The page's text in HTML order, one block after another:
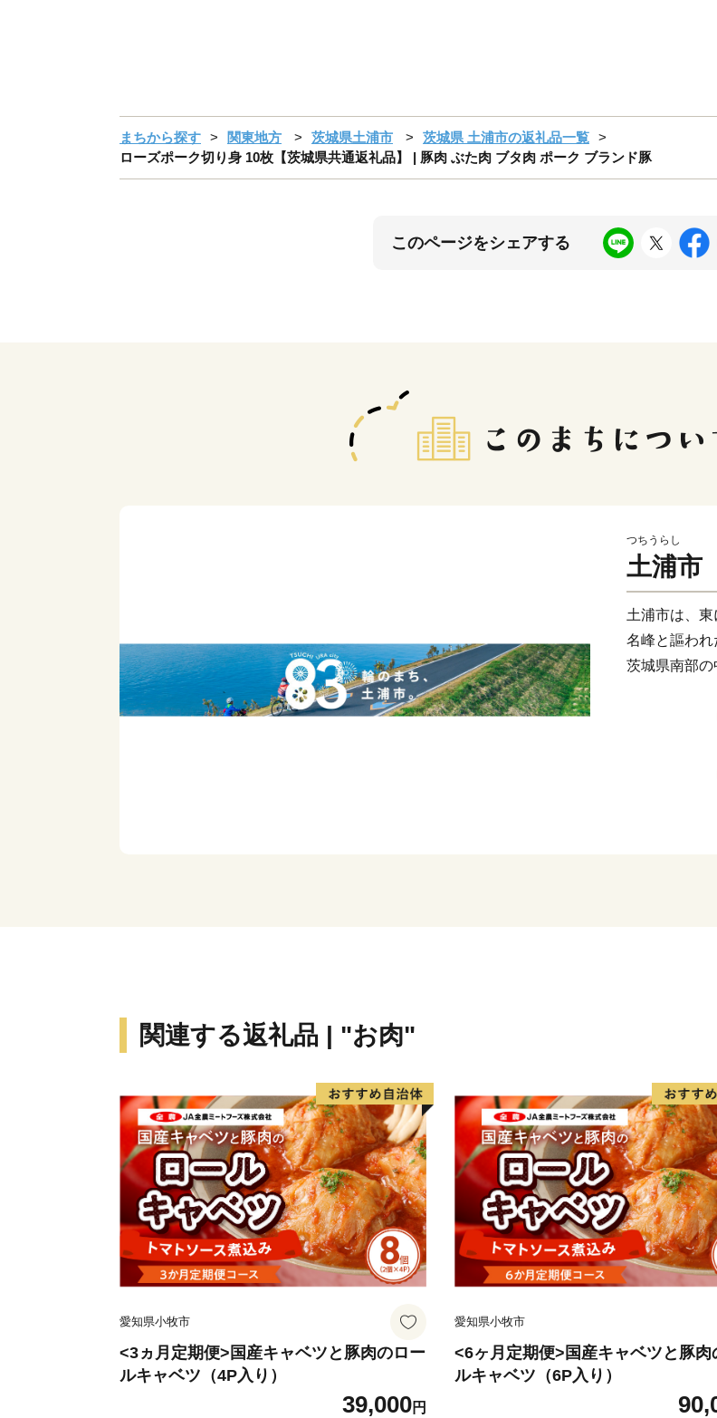
まちから探す 関東地方 茨城県土浦市
茨城県 土浦市の返礼品一覧
ローズポーク切り身 10枚【茨城県共通返礼品】 | 豚肉 ぶた肉 ブタ肉 ポーク ブランド豚
このページをシェアする
つちうらし
土浦市
土浦市は、
名峰と謳わ
茨城県南部の
現在は、日
を競う「土
ました「か
ご当地カレ
関連する返礼品 | "お肉"
愛知県小牧市
<3ヵ月定期便>国産キャベツと豚肉のロー
ルキャベツ（4P入り）
39,000円
愛知県小牧市
<6ヶ月定期便>国産キャベツと豚肉
ルキャベツ（6P入り）